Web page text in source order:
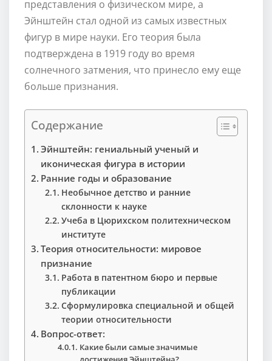
представления о физическом мире, а
Эйнштейн стал одной из самых известных
фигур в мире науки. Его теория была
подтверждена в 1919 году во время
солнечного затмения, что принесло ему еще
больше признания.
Содержание
Эйнштейн: гениальный ученый и
иконическая фигура в истории
Ранние годы и образование
Необычное детство и ранние
склонности к науке
Учеба в Цюрихском политехническом
институте
Теория относительности: мировое
признание
Работа в патентном бюро и первые
публикации
Сформулировка специальной и общей
теории относительности
Вопрос-ответ:
Какие были самые значимые